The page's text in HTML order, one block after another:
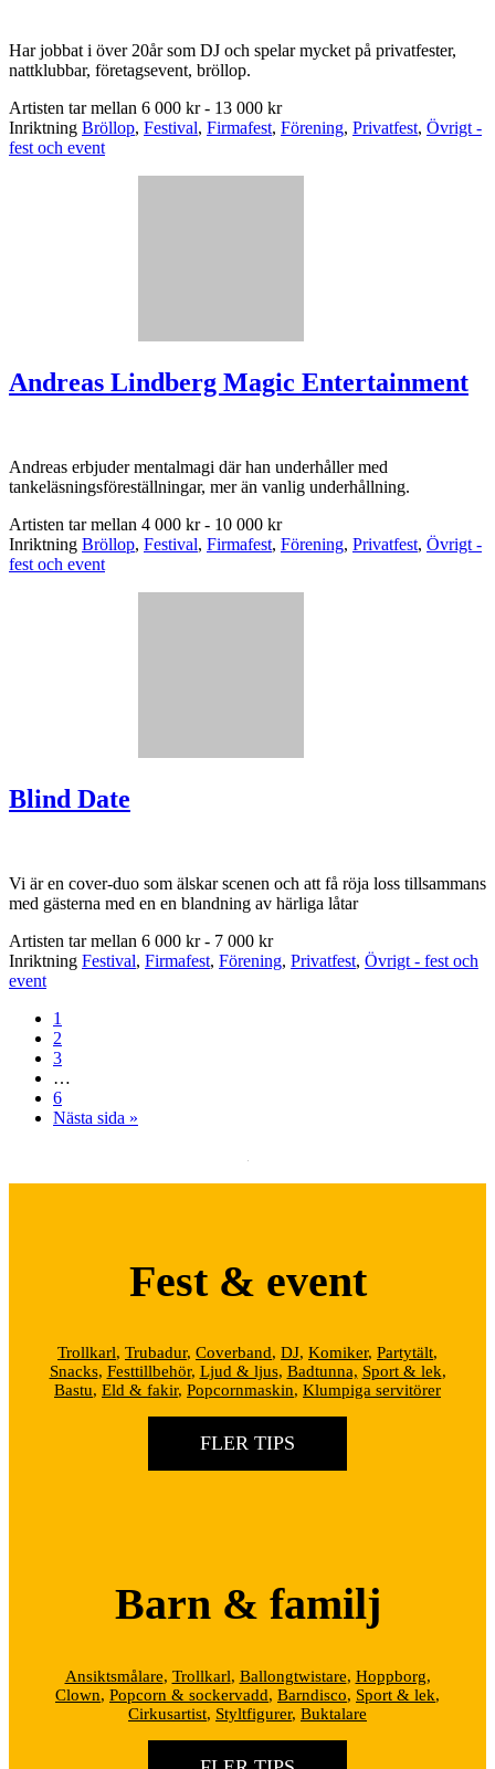
Har jobbat i över 20år som DJ och spelar mycket på privatfester,
nattklubbar, företagsevent, bröllop.
Artisten tar mellan 6 000 kr - 13 000 kr
Inriktning Bröllop, Festival, Firmafest, Förening, Privatfest, Övrigt -
fest och event
Andreas Lindberg Magic Entertainment
Andreas erbjuder mentalmagi där han underhåller med
tankeläsningsföreställningar, mer än vanlig underhållning.
Artisten tar mellan 4 000 kr - 10 000 kr
Inriktning Bröllop, Festival, Firmafest, Förening, Privatfest, Övrigt -
fest och event
Blind Date
Vi är en cover-duo som älskar scenen och att få röja loss tillsammans
med gästerna med en en blandning av härliga låtar
Artisten tar mellan 6 000 kr - 7 000 kr
Inriktning Festival, Firmafest, Förening, Privatfest, Övrigt - fest och
event
Sida
1
Sida
2
Sida
3
sidor
utelämnas
…
Sida
6
Go
Nästa sida »
Fest & event
Trollkarl, Trubadur, Coverband, DJ, Komiker, Partytält,
Snacks, Festtillbehör, Ljud & ljus, Badtunna, Sport & lek,
Bastu, Eld & fakir, Popcornmaskin, Klumpiga servitörer
FLER TIPS
Barn & familj
Ansiktsmålare, Trollkarl, Ballongtwistare, Hoppborg,
Clown, Popcorn & sockervadd, Barndisco, Sport & lek,
Cirkusartist, Styltfigurer, Buktalare